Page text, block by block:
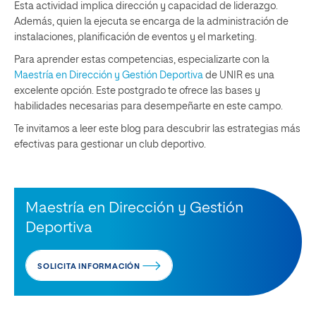
Esta actividad implica dirección y capacidad de liderazgo.
Además, quien la ejecuta se encarga de la administración de
instalaciones, planificación de eventos y el marketing.
Para aprender estas competencias, especializarte con la
Maestría en Dirección y Gestión Deportiva de UNIR es una
excelente opción. Este postgrado te ofrece las bases y
habilidades necesarias para desempeñarte en este campo.
Te invitamos a leer este blog para descubrir las estrategias más
efectivas para gestionar un club deportivo.
Maestría en Dirección y Gestión
Deportiva
SOLICITA INFORMACIÓN